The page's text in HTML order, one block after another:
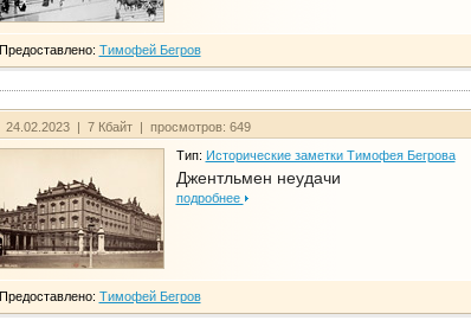
Предоставлено: Тимофей Бегров
24.02.2023 | 7 Кбайт | просмотров: 649
Тип: Исторические заметки Тимофея Бегрова
Джентльмен неудачи
подробнее
Предоставлено: Тимофей Бегров